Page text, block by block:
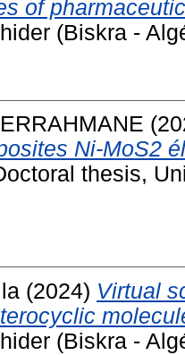
of
(Biskra -
Ni-MoS2
thesis,
(2024) Virtual
(Biskra -